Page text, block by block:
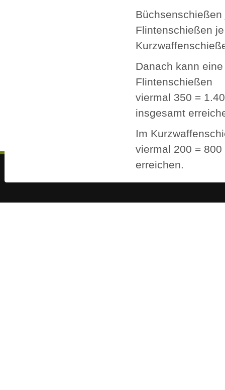
Flintenschießen
Danach kann
Flintenschießen
viermal 350 =
insgesamt
Im
viermal 200 =
erreichen.